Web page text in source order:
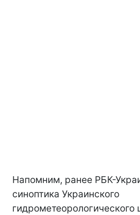
Напомним, ранее РБК-
синоптика Украинского
гидрометеорологического